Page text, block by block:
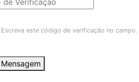
Escreva este código de verificação no campo.